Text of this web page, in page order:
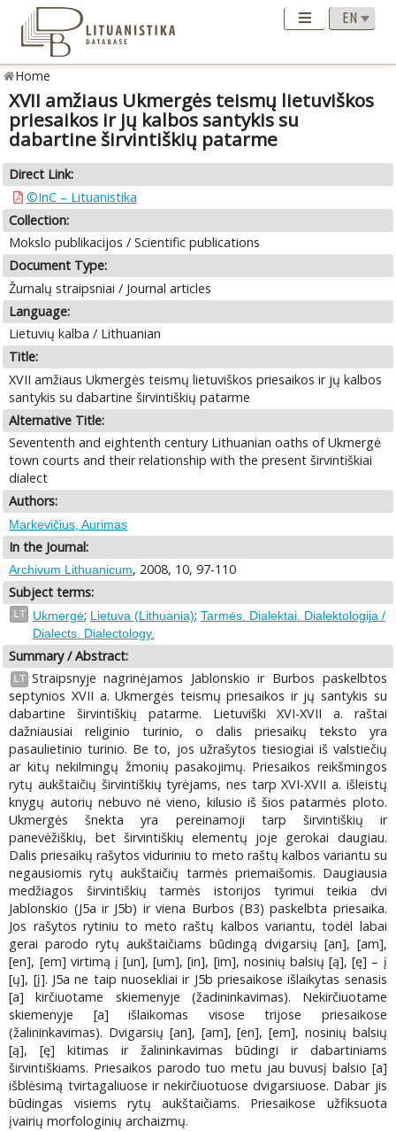
Home
XVII amžiaus Ukmergės teismų lietuviškos
priesaikos ir jų kalbos santykis su
dabartine širvintiškių patarme
Direct Link:
©InC – Lituanistika
Collection:
Mokslo publikacijos / Scientific publications
Document Type:
Žurnalų straipsniai / Journal articles
Language:
Lietuvių kalba / Lithuanian
Title:
XVII amžiaus Ukmergės teismų lietuviškos priesaikos ir jų kalbos
santykis su dabartine širvintiškių patarme
Alternative Title:
Sevententh and eightenth century Lithuanian oaths of Ukmergė
town courts and their relationship with the present širvintiškiai
dialect
Authors:
Markevičius, Aurimas
In the Journal:
Archivum Lithuanicum, 2008, 10, 97-110
Subject terms:
LT Ukmergė; Lietuva (Lithuania); Tarmės. Dialektai. Dialektologija /
Dialects. Dialectology.
Summary / Abstract:
LT Straipsnyje nagrinėjamos Jablonskio ir Burbos paskelbtos
septynios XVII a. Ukmergės teismų priesaikos ir jų santykis su
dabartine širvintiškių patarme. Lietuviški XVI-XVII a. raštai
dažniausiai religinio turinio, o dalis priesaikų teksto yra
pasaulietinio turinio. Be to, jos užrašytos tiesiogiai iš valstiečių
ar kitų nekilmingų žmonių pasakojimų. Priesaikos reikšmingos
rytų aukštaičių širvintiškių tyrėjams, nes tarp XVI-XVII a. išleistų
knygų autorių nebuvo nė vieno, kilusio iš šios patarmės ploto.
Ukmergės šnekta yra pereinamoji tarp širvintiškių ir
panevėžiškių, bet širvintiškių elementų joje gerokai daugiau.
Dalis priesaikų rašytos viduriniu to meto raštų kalbos variantu su
negausiomis rytų aukštaičių tarmės priemaišomis. Daugiausia
medžiagos širvintiškių tarmės istorijos tyrimui teikia dvi
Jablonskio (J5a ir J5b) ir viena Burbos (B3) paskelbta priesaika.
Jos rašytos rytiniu to meto raštų kalbos variantu, todėl labai
gerai parodo rytų aukštaičiams būdingą dvigarsių [an], [am],
[en], [em] virtimą į [un], [um], [in], [im], nosinių balsių [ą], [ę] – į
[ų], [į]. J5a ne taip nuosekliai ir J5b priesaikose išlaikytas senasis
[a] kirčiuotame skiemenyje (žadininkavimas). Nekirčiuotame
skiemenyje [a] išlaikomas visose trijose priesaikose
(žalininkavimas). Dvigarsių [an], [am], [en], [em], nosinių balsių
[ą], [ę] kitimas ir žalininkavimas būdingi ir dabartiniams
širvintiškiams. Priesaikos parodo tuo metu jau buvusį balsio [a]
išblėsimą tvirtagaliuose ir nekirčiuotuose dvigarsiuose. Dabar jis
būdingas visiems rytų aukštaičiams. Priesaikose užfiksuota
įvairių morfologinių archaizmų.